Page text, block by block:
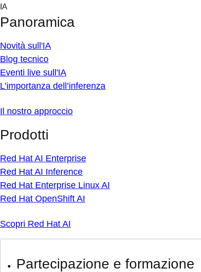
Skip
content
IA
Panoramica
Novità sull'IA
Blog tecnico
Eventi live sull'IA
L’importanza dell’inferenza
Il nostro approccio
Prodotti
Red Hat AI Enterprise
Red Hat AI Inference
Red Hat Enterprise Linux AI
Red Hat OpenShift AI
Scopri Red Hat AI
Partecipazione e formazione